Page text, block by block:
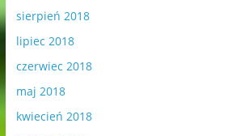
sierpień 2018
lipiec 2018
czerwiec 2018
maj 2018
kwiecień 2018